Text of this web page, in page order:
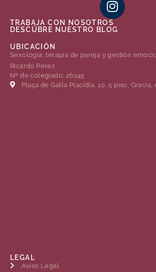
TRABAJA CON NOSOTROS
DESCÚBRE NUESTRO BLOG
UBICACIÓN
Sexología, terapia de pareja y gestión
Ricardo Perez
Nº de colegiado: 26245
Plaça de Gal·la Placídia, 10, 5 piso,
LEGAL
Aviso Legal